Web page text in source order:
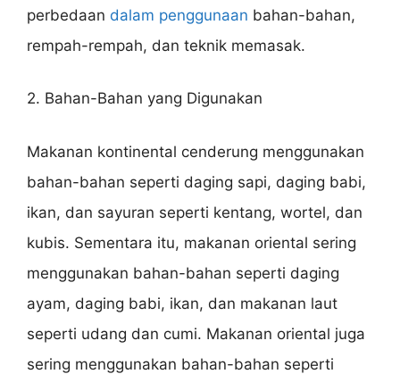
perbedaan dalam penggunaan bahan-bahan,
rempah-rempah, dan teknik memasak.
2. Bahan-Bahan yang Digunakan
Makanan kontinental cenderung menggunakan
bahan-bahan seperti daging sapi, daging babi,
ikan, dan sayuran seperti kentang, wortel, dan
kubis. Sementara itu, makanan oriental sering
menggunakan bahan-bahan seperti daging
ayam, daging babi, ikan, dan makanan laut
seperti udang dan cumi. Makanan oriental juga
sering menggunakan bahan-bahan seperti